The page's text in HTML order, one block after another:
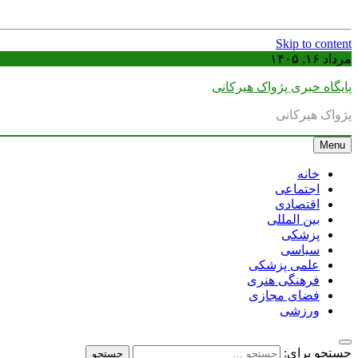
Skip to content
مرداد ۱۶, ۱۴۰۵
پایگاه خبری پژواک هیرکانی
پژواک هیرکانی
Menu
خانه
اجتماعی
اقتصادی
بین المللی
پزشکی
سیاسی
علمی پزشکی
فرهنگی هنری
فضای مجازی
ورزشی
جستجو برای: